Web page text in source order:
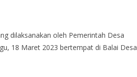
dilaksanakan oleh Pemerintah Desa
18 Maret 2023 bertempat di Balai Desa